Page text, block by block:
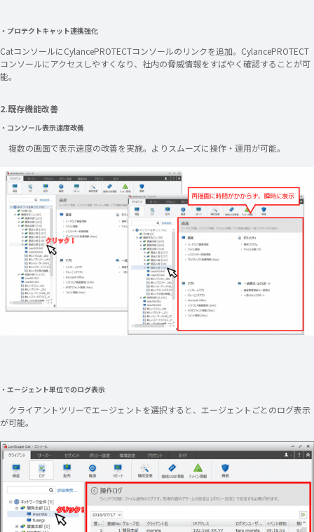
・プロテクトキャット連携強化
CatコンソールにCylancePROTECTコンソールのリンクを追加。CylancePROTECT
コンソールにアクセスしやすくなり、社内の脅威情報をすばやく確認することが可
能。
2.既存機能改善
・コンソール表示速度改善
複数の画面で表示速度の改善を実施。よりスムーズに操作・運用が可能。
・エージェント単位でのログ表示
クライアントツリーでエージェントを選択すると、エージェントごとのログ表示
が可能。